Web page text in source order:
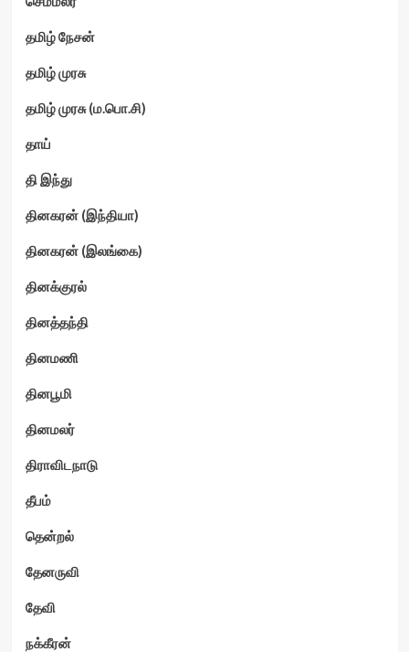
தமிழ் நேசன்
தமிழ் முரசு
தமிழ் முரசு (ம.பொ.சி)
தாய்
தி இந்து
தினகரன் (இந்தியா)
தினகரன் (இலங்கை)
தினக்குரல்
தினத்தந்தி
தினமணி
தினபூமி
தினமலர்
திராவிடநாடு
தீபம்
தென்றல்
தேனருவி
தேவி
நக்கீரன்